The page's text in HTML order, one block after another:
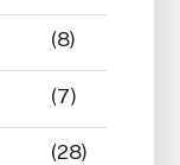
(8)
(7)
(28)